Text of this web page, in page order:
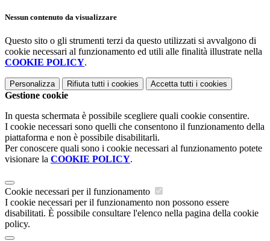
Nessun contenuto da visualizzare
Questo sito o gli strumenti terzi da questo utilizzati si avvalgono di
cookie necessari al funzionamento ed utili alle finalità illustrate nella
COOKIE POLICY.
Personalizza Rifiuta tutti i cookies Accetta tutti i cookies
Gestione cookie
In questa schermata è possibile scegliere quali cookie consentire.
I cookie necessari sono quelli che consentono il funzionamento della
piattaforma e non è possibile disabilitarli.
Per conoscere quali sono i cookie necessari al funzionamento potete
visionare la COOKIE POLICY.
Cookie necessari per il funzionamento
I cookie necessari per il funzionamento non possono essere
disabilitati. È possibile consultare l'elenco nella pagina della cookie
policy.